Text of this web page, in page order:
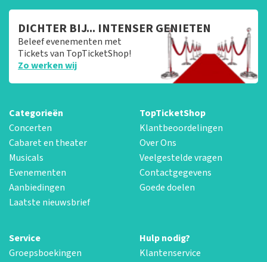
DICHTER BIJ... INTENSER GENIETEN
Beleef evenementen met
Tickets van TopTicketShop!
Zo werken wij
Categorieën
Concerten
Cabaret en theater
Musicals
Evenementen
Aanbiedingen
Laatste nieuwsbrief
TopTicketShop
Klantbeoordelingen
Over Ons
Veelgestelde vragen
Contactgegevens
Goede doelen
Service
Groepsboekingen
Hulp nodig?
Klantenservice